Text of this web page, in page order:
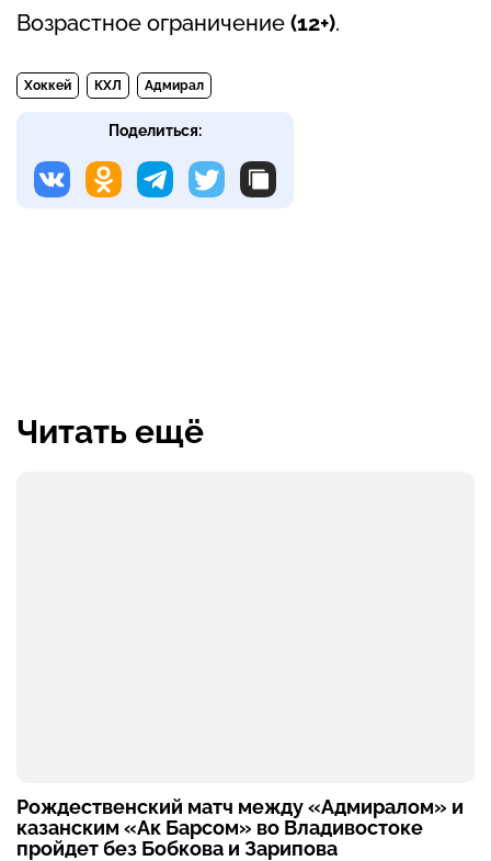
Возрастное ограничение (12+).
Хоккей КХЛ Адмирал
Поделиться:
Читать ещё
Рождественский матч между «Адмиралом» и
казанским «Ак Барсом» во Владивостоке
пройдет без Бобкова и Зарипова